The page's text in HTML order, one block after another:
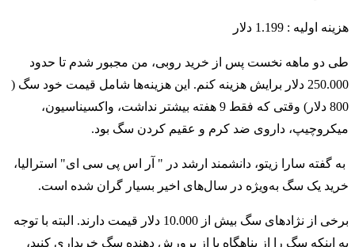
هزینه اولیه : 1.199 دلار
طی دو ماهه نخست پس از خرید روبی، من مجبور شدم تا حدود
250.000 دلار برایش هزینه کنم. این هزینه‌ها شامل قیمت خود سگ (
800 دلار) وقتی که فقط 9 هفته بیشتر نداشت، واکسیناسیون،
میکروچیپ، داروی ضد کرم و عقیم کردن سگ بود.
به گفته سارا زیتو، دانشمند ارشد در " آر اس پی سی ای" استرالیا،
خرید یک سگ به‌ویژه در سال‌های اخیر بسیار گران شده است.
برخی از نژادهای سگ بیش از 10.000 دلار قیمت دارند. البته با توجه
به اینکه سگ را از پناهگاه یا از پرورش دهنده سگ خریداری کنید،